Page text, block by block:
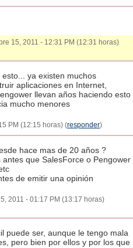
15, 2011 - 12:31 PM (12:31 horas)
ya existen muchos
aplicaciones en Internet,
llevan años haciendo esto
mucho menores
PM (12:15 horas) (responder)
hace mas de 20 años ?
que SalesForce o Pengower
de emitir una opinión
2011 - 01:17 PM (13:17 horas)
puede ser, aunque le tengo mala
pero bien por ellos y por los que